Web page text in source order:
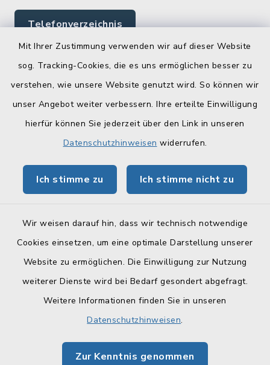
Mit Ihrer Zustimmung verwenden wir auf dieser Website
sog. Tracking-Cookies, die es uns ermöglichen besser zu
verstehen, wie unsere Website genutzt wird. So können wir
unser Angebot weiter verbessern. Ihre erteilte Einwilligung
hierfür können Sie jederzeit über den Link in unseren
Datenschutzhinweisen widerrufen.
Ich stimme zu Ich stimme nicht zu
Wir weisen darauf hin, dass wir technisch notwendige
Cookies einsetzen, um eine optimale Darstellung unserer
Website zu ermöglichen. Die Einwilligung zur Nutzung
weiterer Dienste wird bei Bedarf gesondert abgefragt.
Weitere Informationen finden Sie in unseren
Datenschutzhinweisen.
Zur Kenntnis genommen
Telefonverzeichnis
Quicklinks
Landratsamt Lichtenfels
Geoportal Lichtenfels
BayernPortal
Barrierefreiheit